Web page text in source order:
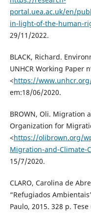
portal.uea.ac.uk/en/
in-light-of-the-human-
29/11/2022.
BLACK, Richard.
UNHCR Working Paper
<https://
em:18/06/2020.
BROWN, Oli. Migration
Organization for
<https://olibrown.org/
Migration-and-Climate-
15/7/2020.
CLARO, Carolina de
“Refugiados
Paulo, 2015. 328 p.